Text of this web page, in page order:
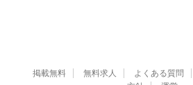
掲載無料 無料求人 よくある質問